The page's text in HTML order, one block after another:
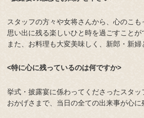
スタッフの方々や女将さんから、心のこ
思い出に残る楽しいひと時を過ごすことが
また、お料理も大変美味しく、新郎・新
<特に心に残っているのは何ですか>
挙式・披露宴に係わってくださったスタ
おかげさまで、当日の全ての出来事が心に